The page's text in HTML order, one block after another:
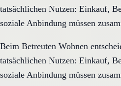
tatsächlichen Nutzen: Einkauf,
soziale Anbindung müssen
Beim Betreuten Wohnen
tatsächlichen Nutzen: Einkauf,
soziale Anbindung müssen